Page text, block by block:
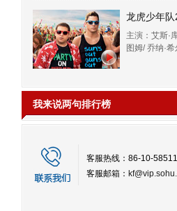
龙虎少年队
主演：艾斯·
图姆/ 乔纳·希
我来说两句排行榜
客服热线：86-10-
客服邮箱：